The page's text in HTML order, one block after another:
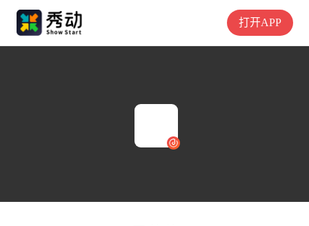
打开APP